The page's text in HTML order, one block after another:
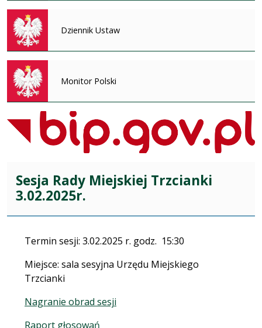
Dziennik Ustaw
Monitor Polski
Sesja Rady Miejskiej Trzcianki
3.02.2025r.
Termin sesji: 3.02.2025 r. godz. 15:30
Miejsce: sala sesyjna Urzędu Miejskiego
Trzcianki
Nagranie obrad sesji
Raport głosowań